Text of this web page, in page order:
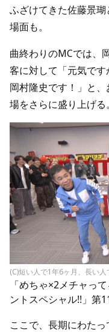
ふざけてきた佐藤景
場面も。
曲終わりのMCでは、
客に対して「元気で
岡村隆史です！」と
場をさらに盛り上げる。
(C)短い人で1年6ヶ月、長い
「めちゃ×2メチャっ
ントスペシャル!!」第
ここで、長期にわた